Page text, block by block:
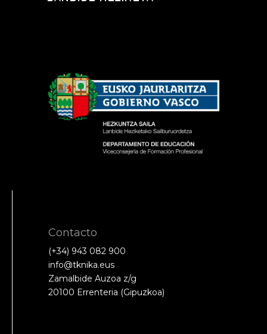
Contacto
(+34) 943 082 900
info@tknika.eus
Zamalbide Auzoa z/g
20100 Errenteria (Gipuzkoa)